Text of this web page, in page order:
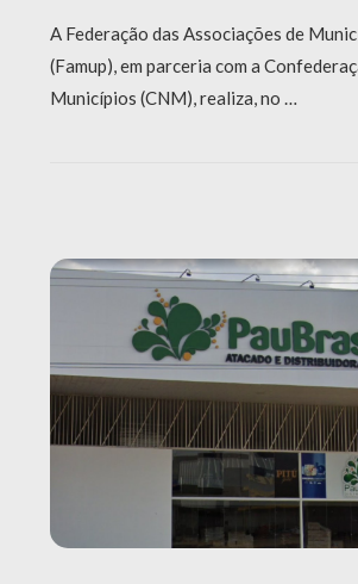
A Federação das Associações de
(Famup), em parceria com a
Municípios (CNM), realiza, no …